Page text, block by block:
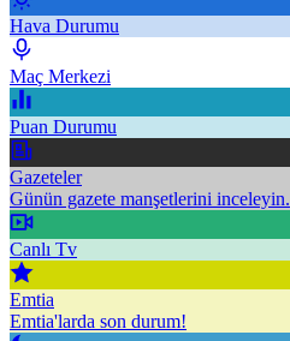
Hava Durumu
Maç Merkezi
Puan Durumu
Gazeteler
Günün gazete manşetlerini inceleyin.
Canlı Tv
Emtia
Emtia'larda son durum!